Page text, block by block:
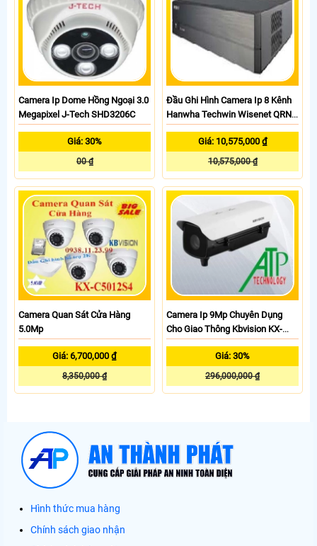
Camera Ip Dome Hồng Ngoại 3.0
Megapixel J-Tech SHD3206C
Giá: 30%
00 ₫
Đầu Ghi Hình Camera Ip 8 Kênh
Hanwha Techwin Wisenet QRN-
Giá: 10,575,000 ₫
10,575,000 ₫
Camera Quan Sát Cửa Hàng
5.0Mp
Giá: 6,700,000 ₫
8,350,000 ₫
Camera Ip 9Mp Chuyên Dụng
Cho Giao Thông Kbvision KX-
9008ITN
Giá: 30%
296,000,000 ₫
Hình thức mua hàng
Chính sách giao nhận